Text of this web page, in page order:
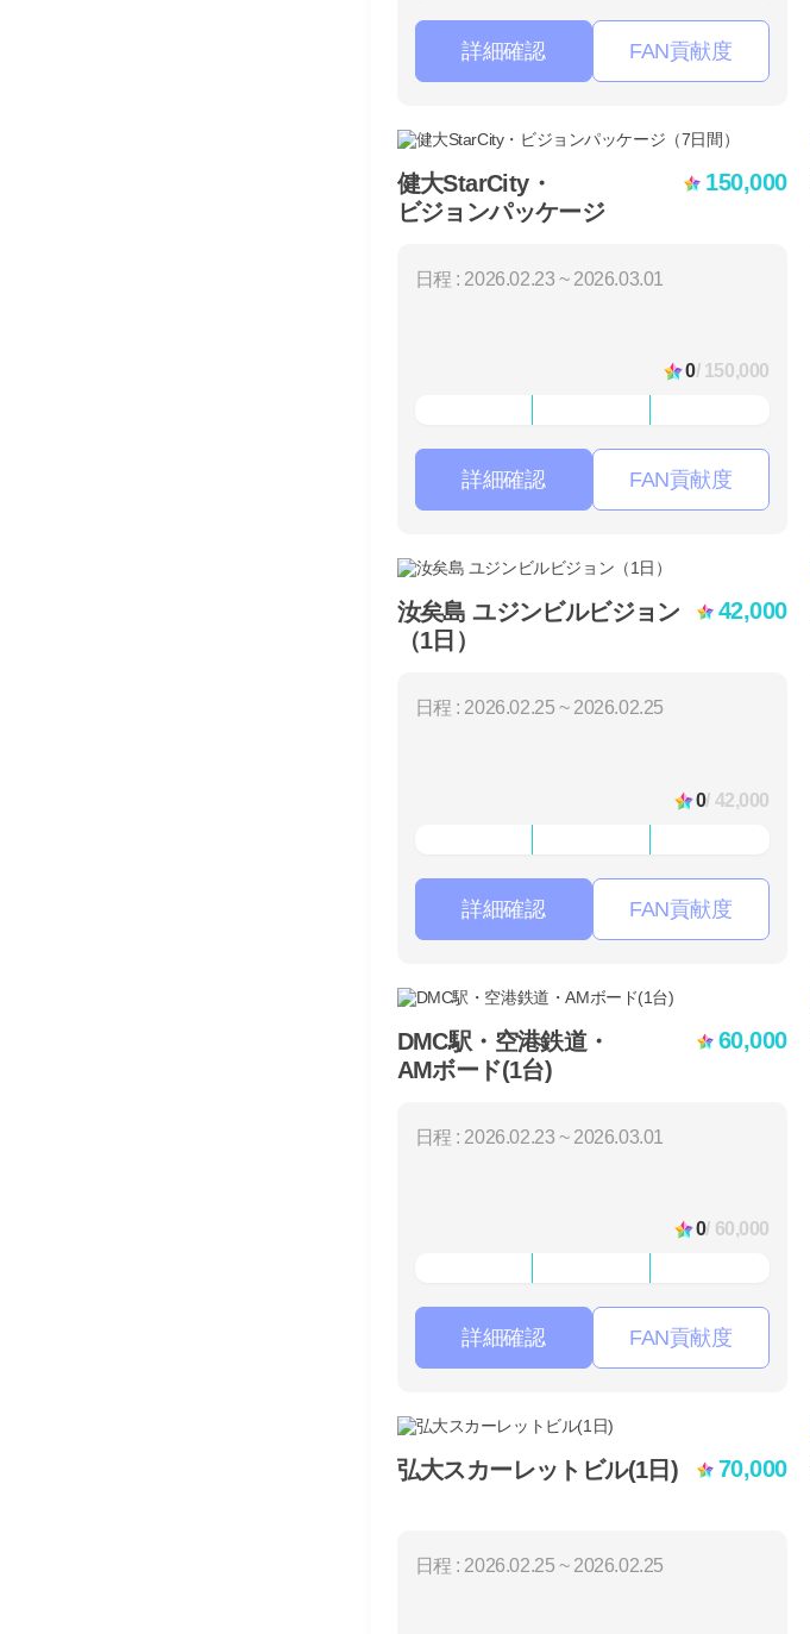
詳細確認 FAN貢献度
健大StarCity・
ビジョンパッケージ
150,000
日程 : 2026.02.23 ~ 2026.03.01
0/ 150,000
詳細確認 FAN貢献度
汝矣島 ユジンビルビジョン
（1日）
42,000
日程 : 2026.02.25 ~ 2026.02.25
0/ 42,000
詳細確認 FAN貢献度
DMC駅・空港鉄道・
AMボード(1台)
60,000
日程 : 2026.02.23 ~ 2026.03.01
0/ 60,000
詳細確認 FAN貢献度
弘大スカーレットビル(1日) 70,000
日程 : 2026.02.25 ~ 2026.02.25